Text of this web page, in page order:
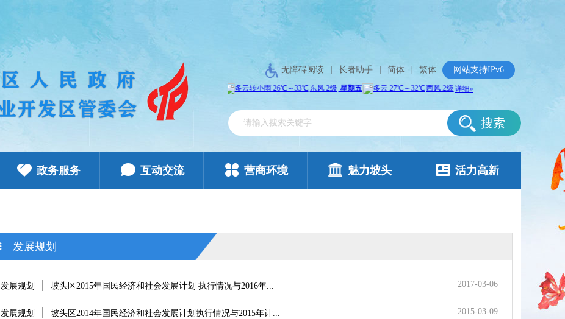
无障碍阅读 长者助手 简体 繁体 网站支持IPv6
搜索
政务服务 互动交流 营商环境 魅力坡头 活力高新
发展规划
2017-03-06
发展规划 | 坡头区2015年国民经济和社会发展计划 执行情况与2016年...
2015-03-09
发展规划 | 坡头区2014年国民经济和社会发展计划执行情况与2015年计...